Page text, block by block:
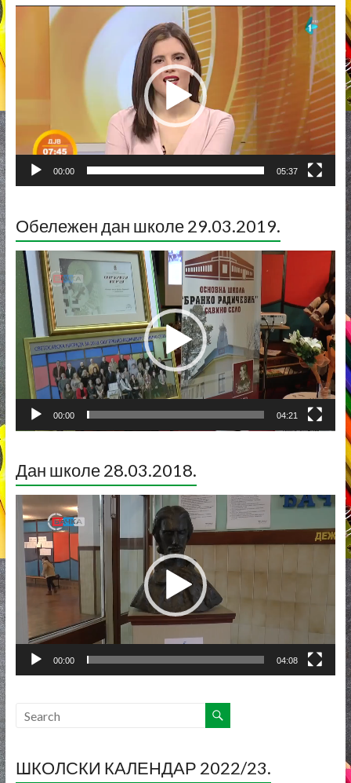
Прегледач
видео
00:00 05:37
Обележен дан школе 29.03.2019.
Прегледач
видео
записа
00:00 04:21
Дан школе 28.03.2018.
Прегледач
видео
записа
00:00 04:08
ШКОЛСКИ КАЛЕНДАР 2022/23.